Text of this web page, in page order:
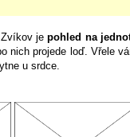
Zvíkov jepohled na
nich projede loď. Vřele
u srdce.